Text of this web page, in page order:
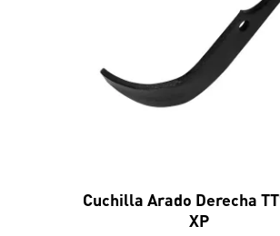
Cuchilla Arado Derecha
XP